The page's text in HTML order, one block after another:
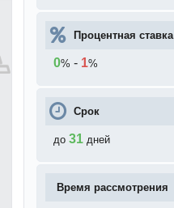
Процентная ставка
0% - 1%
Срок
до 31 дней
Время рассмотрения